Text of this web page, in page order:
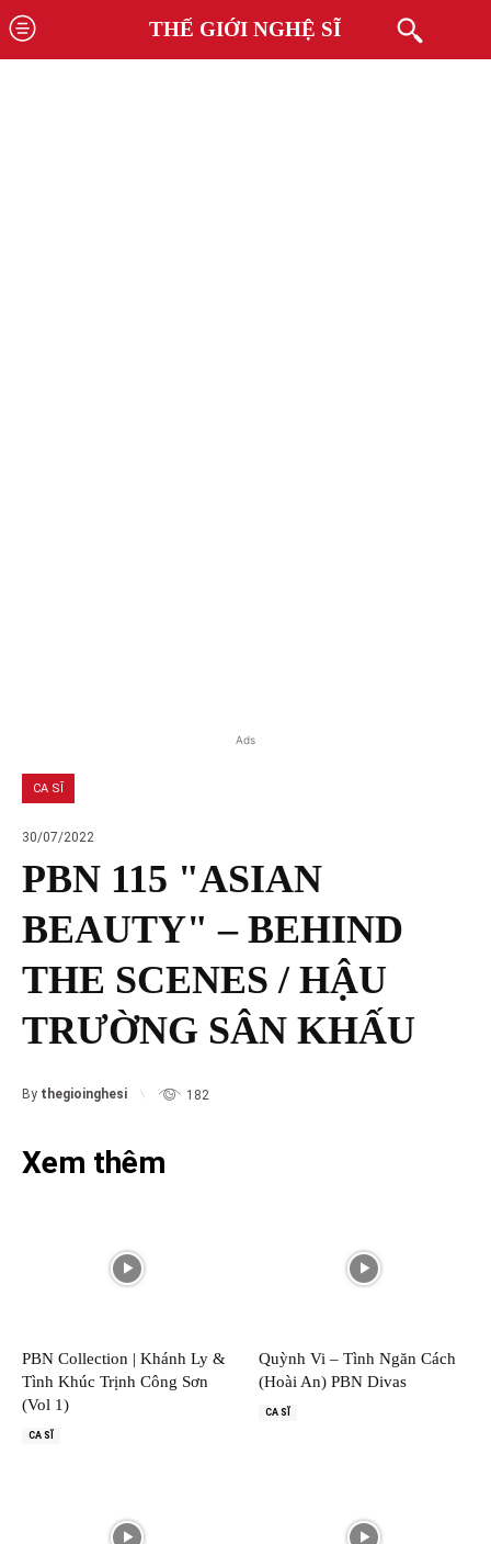
THẾ GIỚI NGHỆ SĨ
Ads
CA SĨ
30/07/2022
PBN 115 "ASIAN
BEAUTY" – BEHIND
THE SCENES / HẬU
TRƯỜNG SÂN KHẤU
By thegioinghesi 182
Xem thêm
PBN Collection | Khánh Ly &
Tình Khúc Trịnh Công Sơn
(Vol 1)
CA SĨ
Quỳnh Vi – Tình Ngăn Cách
(Hoài An) PBN Divas
CA SĨ